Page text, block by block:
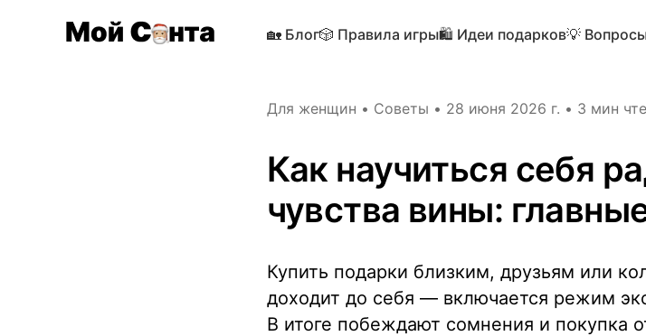
🏡 Блог🎲 Правила игры🛍️ Идеи подарков💡
Для женщин • Советы • 28 июня 2026 г. • 3 мин
Как научиться себя
чувства вины:
Купить подарки близким, друзьям или
доходит до себя — включается режим
В итоге побеждают сомнения и покупка